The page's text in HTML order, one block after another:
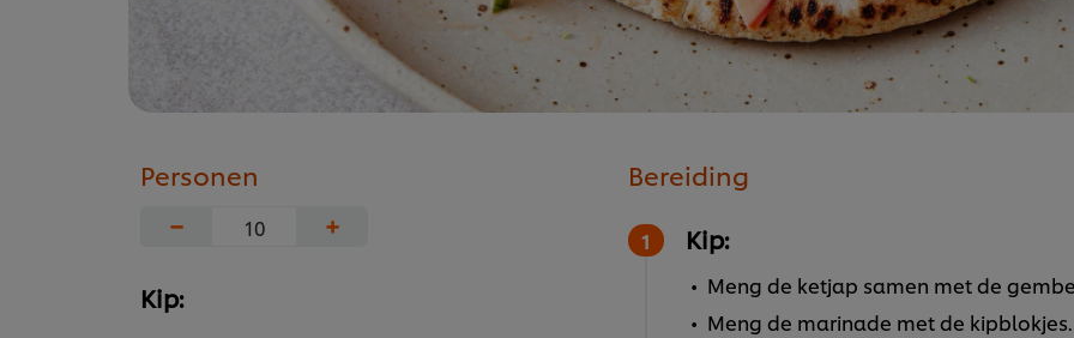
Personen
−
+
Kip:
Bereiding
Kip:
Meng de ketjap samen met de
Meng de marinade met de kipblokjes.